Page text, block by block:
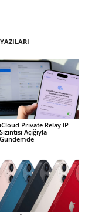
iCloud Private Relay IP
Sızıntısı Açığıyla
Gündemde